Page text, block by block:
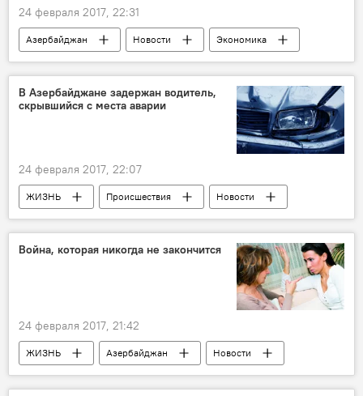
24 февраля 2017, 22:31
Азербайджан Новости
Экономика
Руфат Асланлы
Палата надзора над финансовыми рынками
реформы
Требования
В Азербайджане задержан водитель,
скрывшийся с места аварии
24 февраля 2017, 22:07
ЖИЗНЬ Происшествия
Новости
Генеральная прокуратура АР
Уголовное дело
Наезд
Война, которая никогда не закончится
24 февраля 2017, 21:42
ЖИЗНЬ Азербайджан
Новости
развод
Оскорбления
Замужество